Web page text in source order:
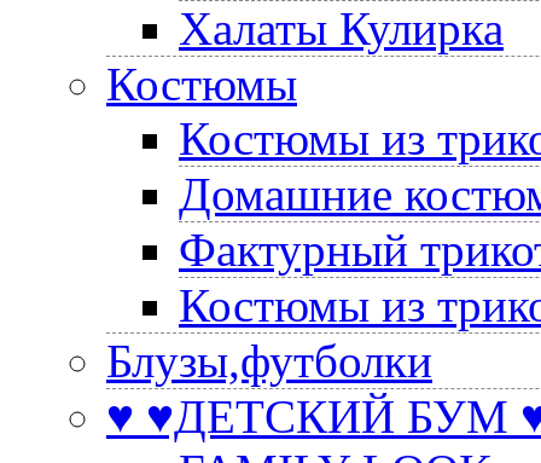
Халаты Кулирка
Костюмы
Костюмы из
Домашние
Фактурный
Костюмы из
Блузы,футболки
♥ ♥ДЕТСКИЙ БУМ